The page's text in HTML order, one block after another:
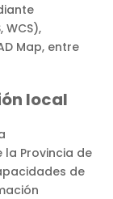
WCS),
Map, entre
local
Provincia de
de